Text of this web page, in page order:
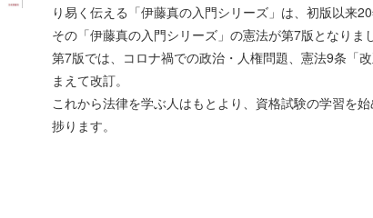
り易く伝える「伊藤真の入門シリーズ」は、初版以来
その「伊藤真の入門シリーズ」の憲法が第7版となりま
第7版では、コロナ禍での政治・人権問題、憲法9条「
まえて改訂。
これから法律を学ぶ人はもとより、資格試験の学習を
捗ります。